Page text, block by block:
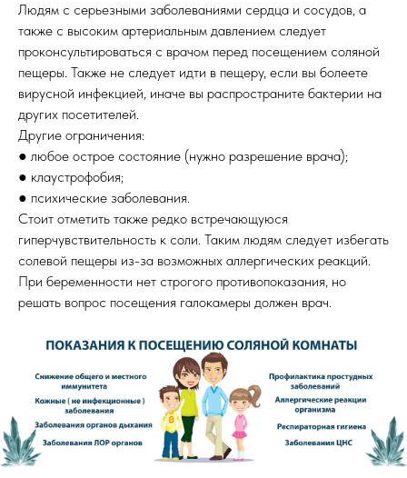
Людям с серьезными заболеваниями сердца и сосудов, а
также с высоким артериальным давлением следует
проконсультироваться с врачом перед посещением соляной
пещеры. Также не следует идти в пещеру, если вы болеете
вирусной инфекцией, иначе вы распространите бактерии на
других посетителей.
Другие ограничения:
● любое острое состояние (нужно разрешение врача);
● клаустрофобия;
● психические заболевания.
Стоит отметить также редко встречающуюся
гиперчувствительность к соли. Таким людям следует избегать
солевой пещеры из-за возможных аллергических реакций.
При беременности нет строгого противопоказания, но
решать вопрос посещения галокамеры должен врач.